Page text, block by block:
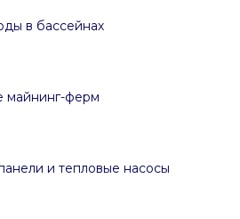
в бассейнах
майнинг-ферм
и тепловые насосы